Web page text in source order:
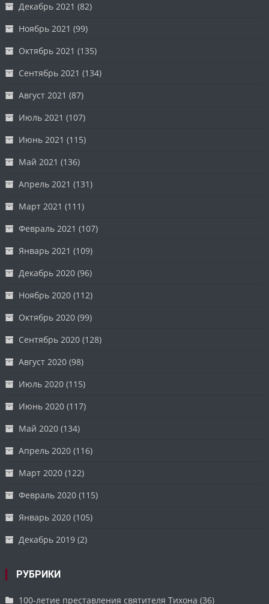
Декабрь 2021 (82)
Ноябрь 2021 (99)
Октябрь 2021 (135)
Сентябрь 2021 (134)
Август 2021 (87)
Июль 2021 (107)
Июнь 2021 (115)
Май 2021 (136)
Апрель 2021 (131)
Март 2021 (111)
Февраль 2021 (107)
Январь 2021 (109)
Декабрь 2020 (96)
Ноябрь 2020 (112)
Октябрь 2020 (99)
Сентябрь 2020 (128)
Август 2020 (98)
Июль 2020 (115)
Июнь 2020 (117)
Май 2020 (134)
Апрель 2020 (116)
Март 2020 (122)
Февраль 2020 (115)
Январь 2020 (105)
Декабрь 2019 (2)
РУБРИКИ
100-летие преставления святителя Тихона (36)